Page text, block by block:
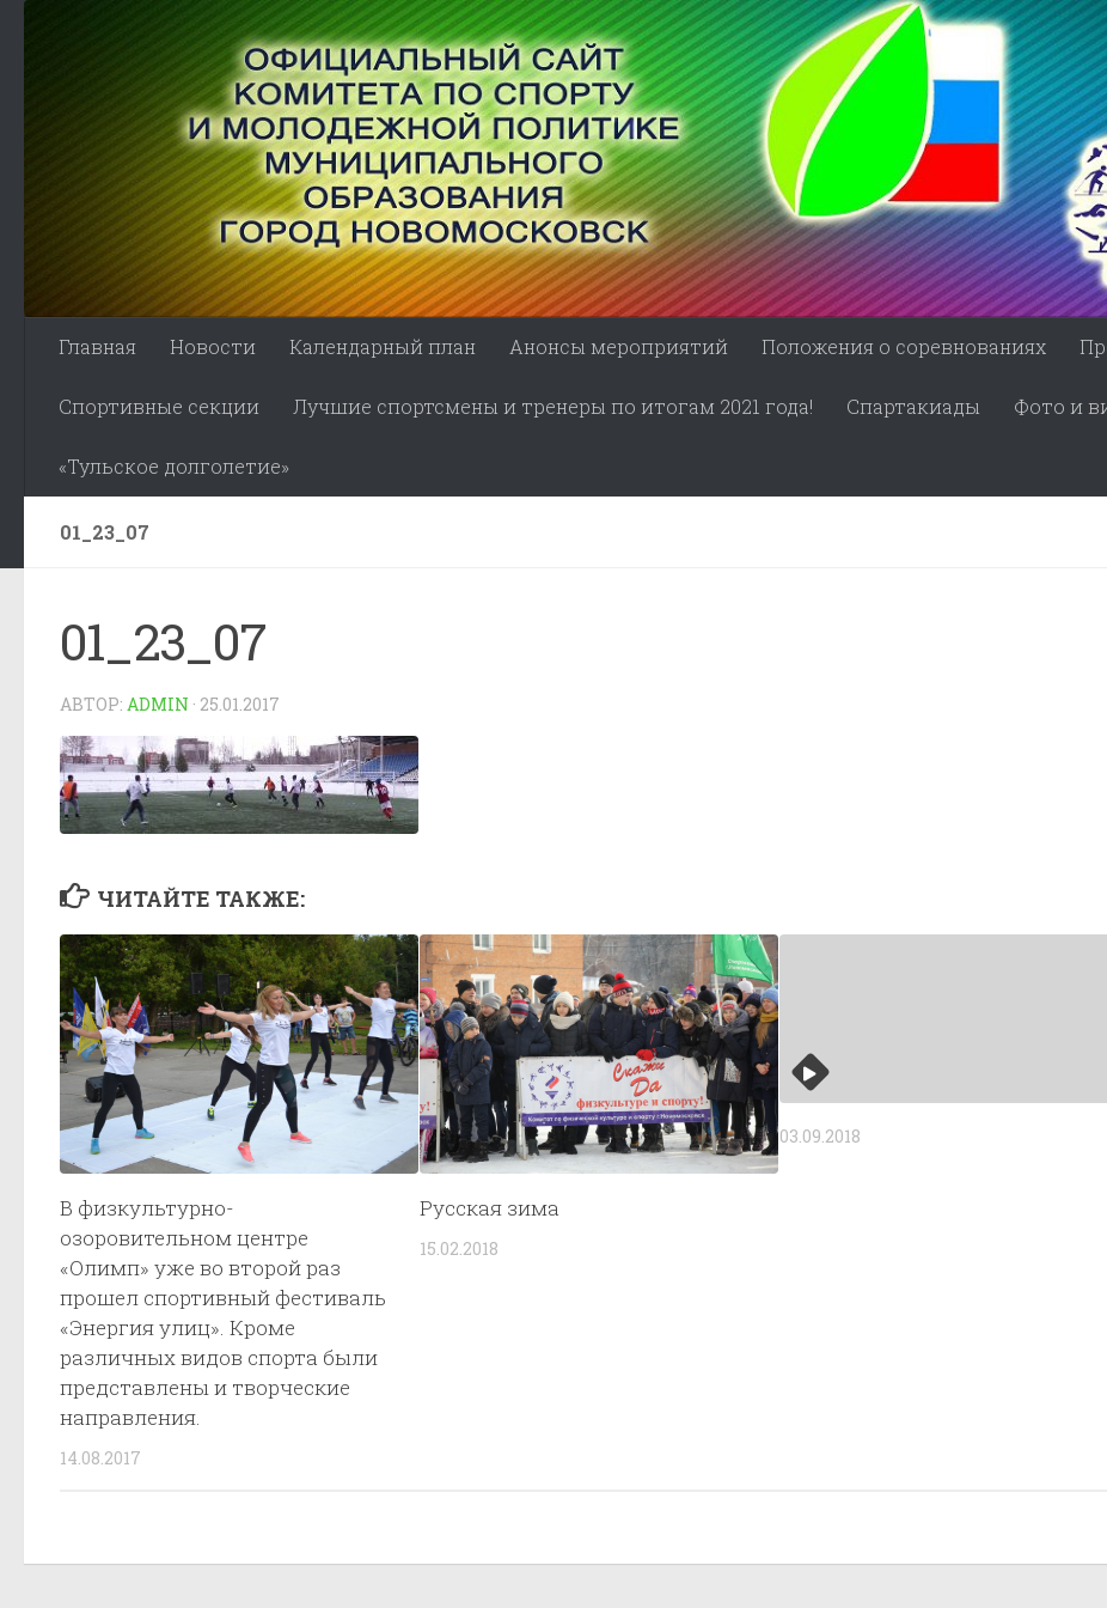
Главная Новости Календарный план Анонсы мероприятий Положения о соревнованиях
Спортивные секции Лучшие спортсмены и тренеры по итогам 2021 года! Спартакиады Фото и
«Тульское долголетие»
01_23_07
01_23_07
АВТОР: ADMIN · 25.01.2017
ЧИТАЙТЕ ТАКЖЕ:
В физкультурно-
озоровительном центре
«Олимп» уже во второй раз
прошел спортивный фестиваль
«Энергия улиц». Кроме
различных видов спорта были
представлены и творческие
направления.
14.08.2017
Русская зима
15.02.2018
03.09.2018